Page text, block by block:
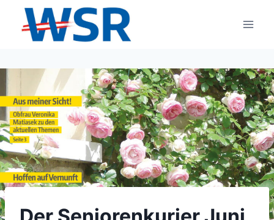
Inhalt
springen